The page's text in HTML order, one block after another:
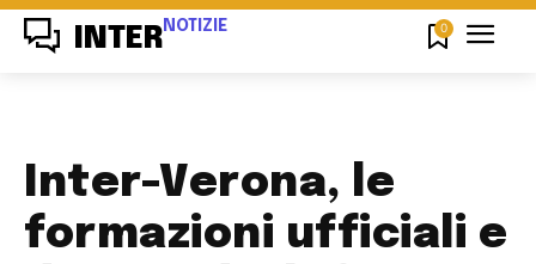
INTER NOTIZIE 0
Inter-Verona, le
formazioni ufficiali e